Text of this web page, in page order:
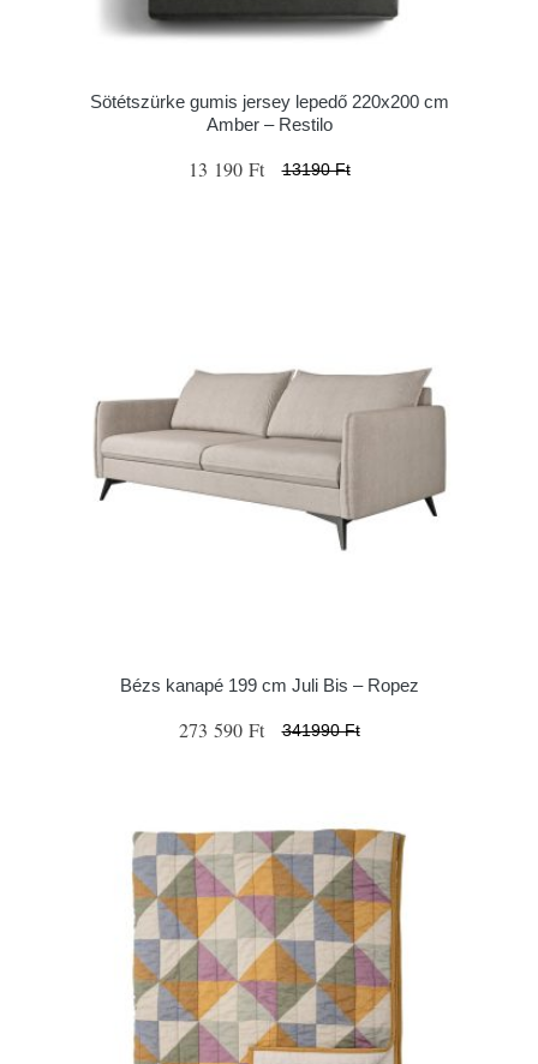
Sötétszürke gumis jersey lepedő 220x200 cm
Amber – Restilo
13 190 Ft 13190 Ft
Bézs kanapé 199 cm Juli Bis – Ropez
273 590 Ft 341990 Ft